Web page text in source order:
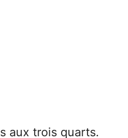
aux trois quarts.